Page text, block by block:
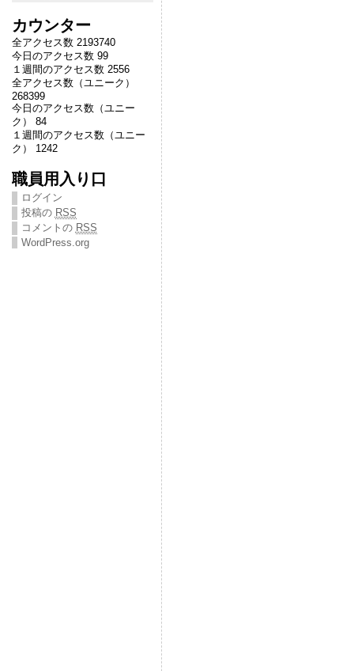
カウンター
全アクセス数 2193740
今日のアクセス数 99
１週間のアクセス数 2556
全アクセス数（ユニーク）
268399
今日のアクセス数（ユニー
ク） 84
１週間のアクセス数（ユニー
ク） 1242
職員用入り口
ログイン
投稿の RSS
コメントの RSS
WordPress.org